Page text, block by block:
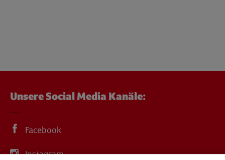
Unsere Social Media Kanäle:
Facebook
Instagram